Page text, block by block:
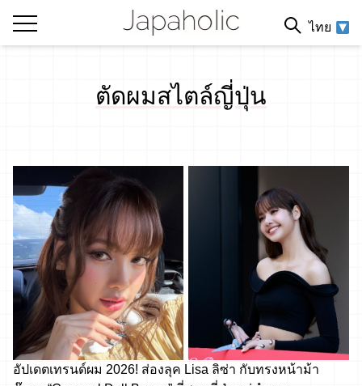
ไทย
ตัดผมสไตล์ญี่ปุ่น
อัปเดตเทรนด์ผม 2026! ส่องลุค Lisa ลิซ่า กับทรงหน้าม้า